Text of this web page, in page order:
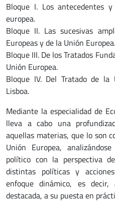
Bloque I. Los antecedentes
europea.
Bloque II. Las sucesivas
Europeas y de la Unión Europea.
Bloque III. De los Tratados
Unión Europea.
Bloque IV. Del Tratado de la
Lisboa.
Mediante la especialidad de
lleva a cabo una
aquellas materias, que lo son
Unión Europea,
político con la perspectiva
distintas políticas y
enfoque dinámico, es
destacada, a su puesta en